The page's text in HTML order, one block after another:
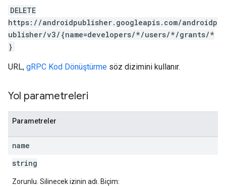
DELETE
https://androidpublisher.googleapis.com/androidp
ublisher/v3/{name=developers/*/users/*/grants/*
}
URL, gRPC Kod Dönüştürme söz dizimini kullanır.
Yol parametreleri
Parametreler
name
string
Zorunlu. Silinecek izinin adı. Biçim: